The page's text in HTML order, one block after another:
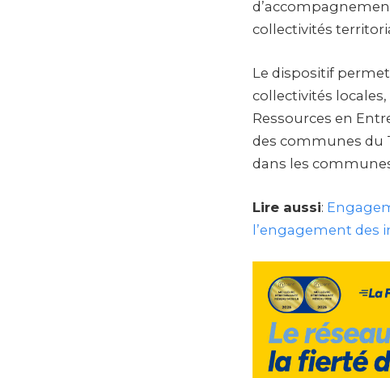
collectivités
Le dispositif
collectivités locales,
Ressources en
des communes du
dans les
Lire aussi:
l’engagement des